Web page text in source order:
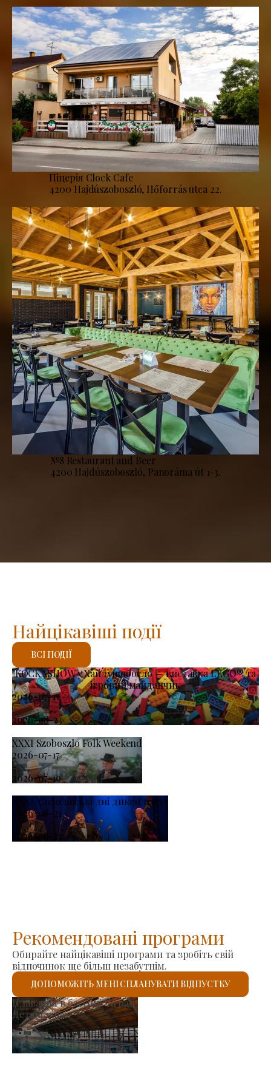
Піцерія Clock Cafe
4200 Hajdúszoboszló, Hőforrás utca 22.
№8 Restaurant and Beer
4200 Hajdúszoboszló, Panoráma út 1-3.
KOCKASHOW у Хайдушобосло — виставка LEGO® та
ігровий майданчик
2026-07-11
-
2026-08-23
XXXI Szoboszlo Folk Weekend
2026-07-17
-
2026-07-19
XXXI. Соболівські дні диксиленду
2026-08-21
-
2026-08-23
Найцікавіші події
ВСІ ПОДІЇ
Рекомендовані програми
Обирайте найцікавіші програми та зробіть свій
відпочинок ще більш незабутнім.
ДОПОМОЖІТЬ МЕНІ СПЛАНУВАТИ ВІДПУСТКУ
виробників